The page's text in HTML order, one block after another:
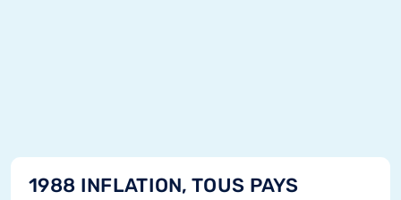
1988 INFLATION, TOUS PAYS